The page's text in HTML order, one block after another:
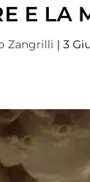
E LA
Zangrilli |3